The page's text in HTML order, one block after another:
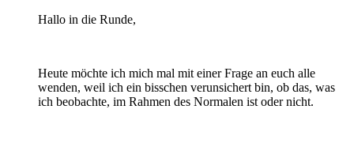
Hallo in die Runde,
Heute möchte ich mich mal mit einer Frage an euch alle
wenden, weil ich ein bisschen verunsichert bin, ob das, was
ich beobachte, im Rahmen des Normalen ist oder nicht.